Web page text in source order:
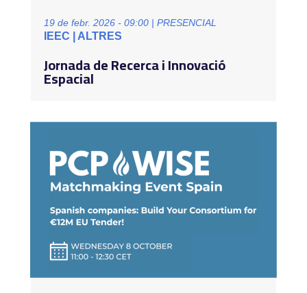
19 de febr. 2026 - 09:00 | PRESENCIAL
IEEC | ALTRES
Jornada de Recerca i Innovació
Espacial